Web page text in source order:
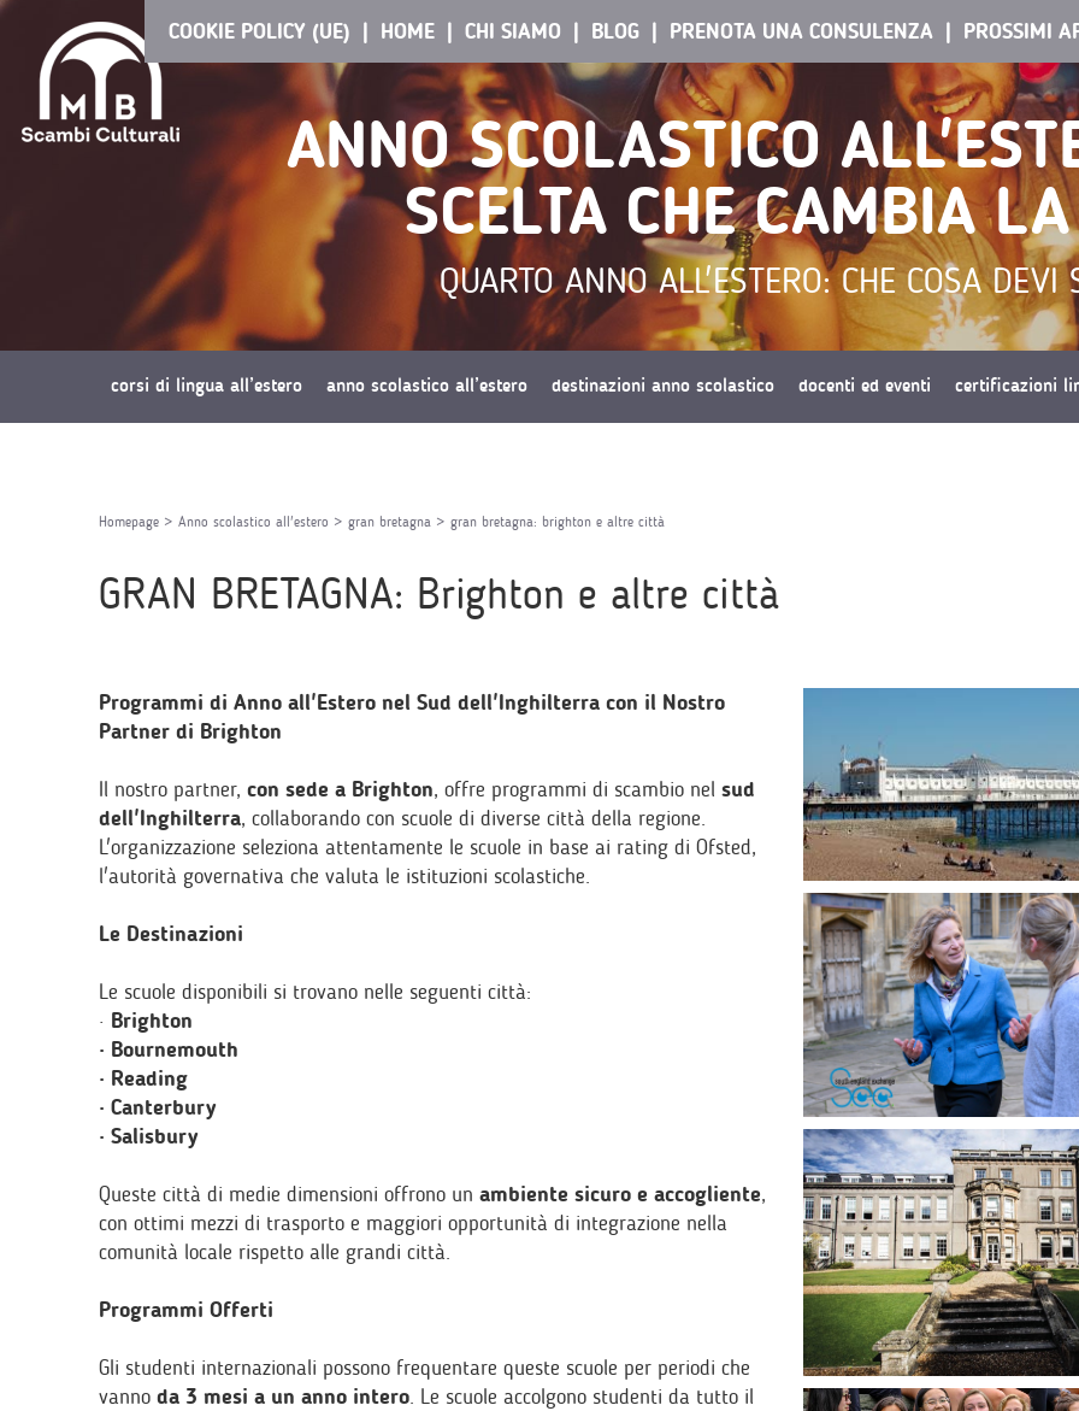
PROSSIMI
PRENOTA UNA CONSULENZA
BLOG
CHI SIAMO
HOME
COOKIE POLICY (UE)
ANNO SCOLASTICO
SCELTA CHE CAMBIA
QUARTO ANNO ALL'ESTERO: CHE COSA DEVI
corsi di lingua all’estero anno scolastico all’estero destinazioni anno scolastico docenti ed eventi certificazioni
Homepage > Anno scolastico all'estero > gran bretagna > gran bretagna: brighton e altre città
GRAN BRETAGNA: Brighton e altre città
Programmi di Anno all'Estero nel Sud dell'Inghilterra con il Nostro
Partner di Brighton
Il nostro partner, con sede a Brighton, offre programmi di scambio nel sud
dell'Inghilterra, collaborando con scuole di diverse città della regione.
L'organizzazione seleziona attentamente le scuole in base ai rating di Ofsted,
l'autorità governativa che valuta le istituzioni scolastiche.
Le Destinazioni
Le scuole disponibili si trovano nelle seguenti città:
· Brighton
· Bournemouth
· Reading
· Canterbury
· Salisbury
Queste città di medie dimensioni offrono un ambiente sicuro e accogliente,
con ottimi mezzi di trasporto e maggiori opportunità di integrazione nella
comunità locale rispetto alle grandi città.
Programmi Offerti
Gli studenti internazionali possono frequentare queste scuole per periodi che
vanno da 3 mesi a un anno intero. Le scuole accolgono studenti da tutto il